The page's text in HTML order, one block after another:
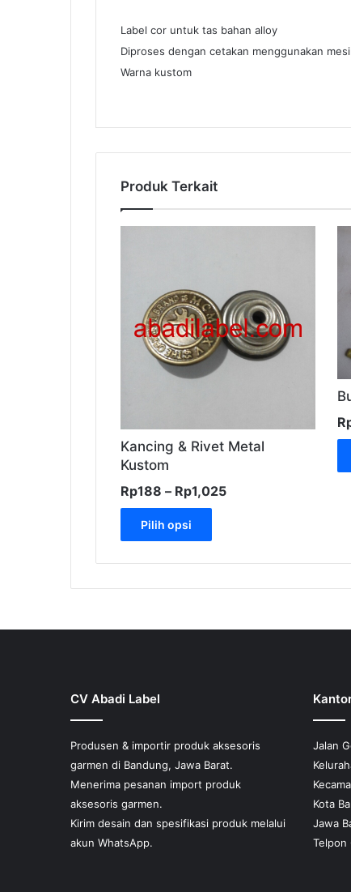
Label cor untuk tas bahan alloy
Diproses dengan cetakan menggunakan
Warna kustom
Produk Terkait
Kancing & Rivet Metal
Kustom
Rp188 – Rp1,025Rentang
Pilih opsi
beberapa
CV Abadi Label
Produsen & importir produk aksesoris
garmen di Bandung, Jawa Barat.
Menerima pesanan import produk
aksesoris garmen.
Kirim desain dan spesifikasi produk melalui
akun WhatsApp.
Jalan
Kota
Jawa
Telpon